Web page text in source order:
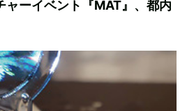
ャーイベント『MAT』、都内